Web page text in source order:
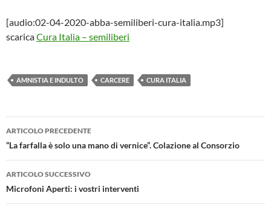
[audio:02-04-2020-abba-semiliberi-cura-italia.mp3]
scaricaCura Italia – semiliberi
AMNISTIA E INDULTO CARCERE CURA ITALIA
Navigazione
articolo
ARTICOLO PRECEDENTE
“La farfalla è solo una mano di vernice”. Colazione al Consorzio
ARTICOLO SUCCESSIVO
Microfoni Aperti: i vostri interventi